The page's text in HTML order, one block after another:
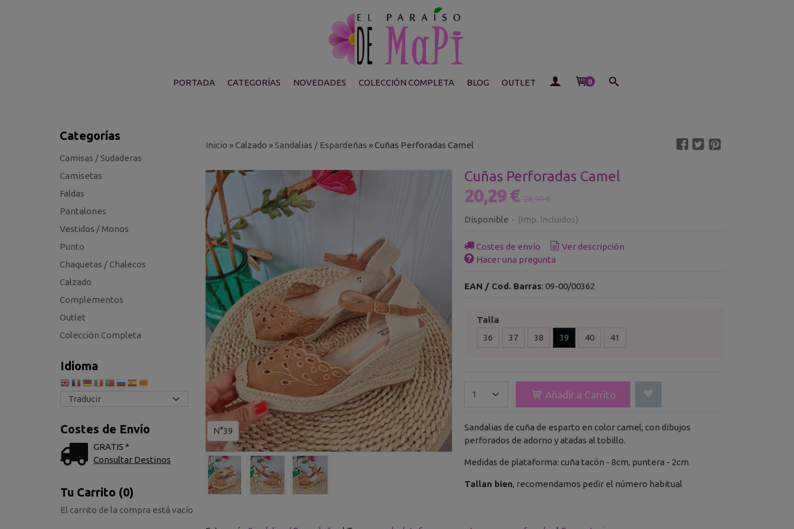
PORTADA CATEGORÍAS NOVEDADES COLECCIÓN COMPLETA BLOG OUTLET 0
Categorías
Camisas / Sudaderas
Camisetas
Faldas
Pantalones
Vestidos / Monos
Punto
Chaquetas / Chalecos
Calzado
Complementos
Outlet
Colección Completa
Idioma
Costes de Envío
GRATIS *
Consultar Destinos
Tu Carrito (0)
El carrito de la compra está vacío
Inicio » Calzado » Sandalias / Espardeñas »Cuñas Perforadas Camel
N°39
Cuñas Perforadas Camel
20,29 € 28,99 €
Disponible - (Imp. Incluidos)
Costes de envío
Ver descripción
Hacer una pregunta
EAN / Cod. Barras: 09-00/00362
Talla
36
37 38 39 40 41
Añadir a Carrito
Sandalias de cuña de esparto en color camel, con dibujos
perforados de adorno y atadas al tobillo.
Medidas de plataforma: cuña tacón - 8cm, puntera - 2cm
Tallan bien, recomendamos pedir el número habitual